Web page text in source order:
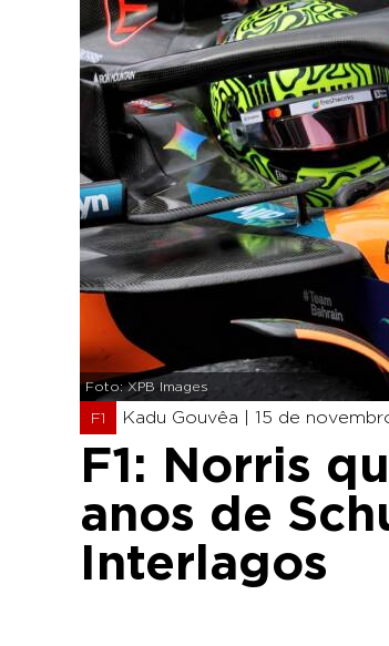
Foto: XPB Images
F1 Kadu Gouvêa | 15 de
F1: Norris
anos de
Interlagos